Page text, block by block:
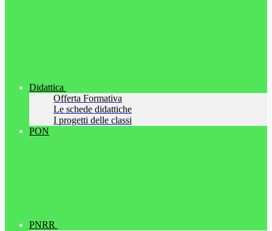
Didattica
Offerta Formativa
Le schede didattiche
I progetti delle classi
PON
PNRR